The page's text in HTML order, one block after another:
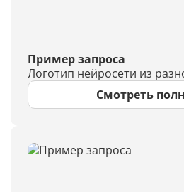
Пример запроса
Логотип нейросети из
Смотреть